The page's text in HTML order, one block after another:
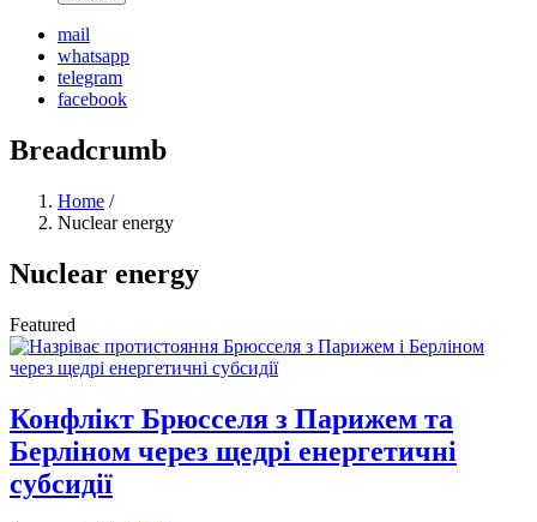
mail
whatsapp
telegram
facebook
Breadcrumb
Home /
Nuclear energy
Nuclear energy
Featured
Конфлікт Брюсселя з Парижем та
Берліном через щедрі енергетичні
субсидії